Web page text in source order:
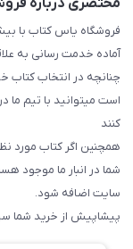
مختصری درباره
آماده خدمت رسانی به
چنانچه در انتخاب کتاب
است میتوانید با تیم ما
کنند
همچنین اگر کتاب مورد
شما در انبار ما موجود
سایت اضافه شود.
پیشاپیش از خرید شما